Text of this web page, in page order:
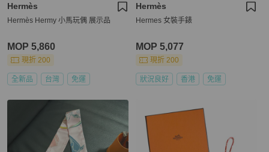
Hermès
Hermès Hermy 小馬玩偶 展示品
MOP 5,860
現折 200
全新品 台灣 免運
Hermès
Hermes 女裝手錶
MOP 5,077
現折 200
狀況良好 香港 免運